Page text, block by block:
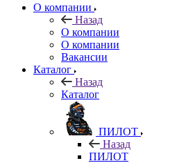
О компании
Назад
О компании
О компании
Вакансии
Каталог
Назад
Каталог
ПИЛОТ
Назад
ПИЛОТ